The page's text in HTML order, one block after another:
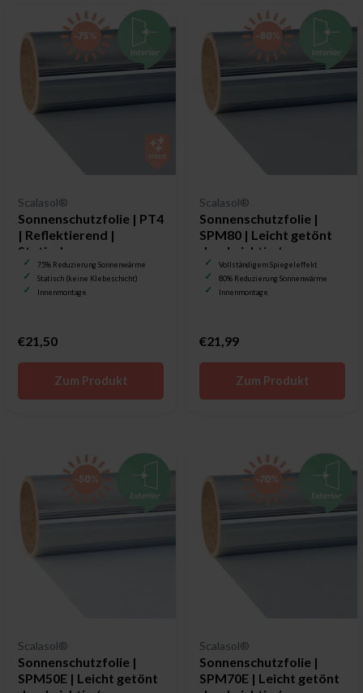
Scalasol®
Sonnenschutzfolie | PT4
| Reflektierend |
Statisch
75% Reduzierung Sonnenwärme
Statisch (keine Klebeschicht)
Innenmontage
€21,50
Zum Produkt
Scalasol®
Sonnenschutzfolie |
SPM80 | Leicht getönt
durchsichtig /
Spiegelfolie
Vollständigem Spiegeleffekt
80% Reduzierung Sonnenwärme
Innenmontage
€21,99
Zum Produkt
Scalasol®
Sonnenschutzfolie |
SPM50E | Leicht getönt
Scalasol®
Sonnenschutzfolie |
SPM70E | Leicht getönt